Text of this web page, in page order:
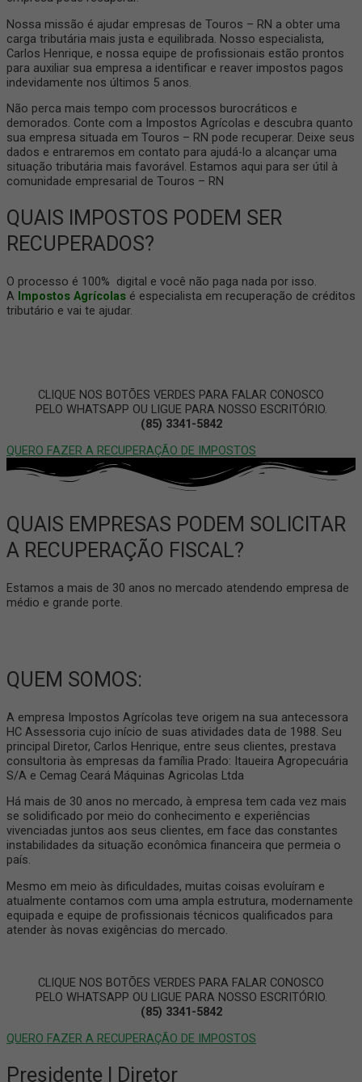
Nossa missão é ajudar empresas de Touros – RN a obter uma
carga tributária mais justa e equilibrada. Nosso especialista,
Carlos Henrique, e nossa equipe de profissionais estão prontos
para auxiliar sua empresa a identificar e reaver impostos pagos
indevidamente nos últimos 5 anos.
Não perca mais tempo com processos burocráticos e
demorados. Conte com a Impostos Agrícolas e descubra quanto
sua empresa situada em Touros – RN pode recuperar. Deixe seus
dados e entraremos em contato para ajudá-lo a alcançar uma
situação tributária mais favorável. Estamos aqui para ser útil à
comunidade empresarial de Touros – RN
QUAIS IMPOSTOS PODEM SER
RECUPERADOS?
O processo é 100% digital e você não paga nada por isso.
A Impostos Agrícolas é especialista em recuperação de créditos
tributário e vai te ajudar.
CLIQUE NOS BOTÕES VERDES PARA FALAR CONOSCO
PELO WHATSAPP OU LIGUE PARA NOSSO ESCRITÓRIO.
(85) 3341-5842
QUERO FAZER A RECUPERAÇÃO DE IMPOSTOS
QUAIS EMPRESAS PODEM SOLICITAR
A RECUPERAÇÃO FISCAL?
Estamos a mais de 30 anos no mercado atendendo empresa de
médio e grande porte.
QUEM SOMOS:
A empresa Impostos Agrícolas teve origem na sua antecessora
HC Assessoria cujo início de suas atividades data de 1988. Seu
principal Diretor, Carlos Henrique, entre seus clientes, prestava
consultoria às empresas da família Prado: Itaueira Agropecuária
S/A e Cemag Ceará Máquinas Agricolas Ltda
Há mais de 30 anos no mercado, à empresa tem cada vez mais
se solidificado por meio do conhecimento e experiências
vivenciadas juntos aos seus clientes, em face das constantes
instabilidades da situação econômica financeira que permeia o
país.
Mesmo em meio às dificuldades, muitas coisas evoluíram e
atualmente contamos com uma ampla estrutura, modernamente
equipada e equipe de profissionais técnicos qualificados para
atender às novas exigências do mercado.
CLIQUE NOS BOTÕES VERDES PARA FALAR CONOSCO
PELO WHATSAPP OU LIGUE PARA NOSSO ESCRITÓRIO.
(85) 3341-5842
QUERO FAZER A RECUPERAÇÃO DE IMPOSTOS
Presidente | Diretor